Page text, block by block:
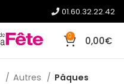
01.60.32.22.42
0 0,00€
Autres Pâques